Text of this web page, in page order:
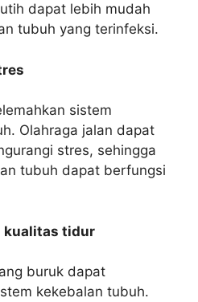
dapat lebih mudah
tubuh yang terinfeksi.
sistem
Olahraga jalan dapat
stres, sehingga
tubuh dapat berfungsi
kualitas tidur
buruk dapat
kekebalan tubuh.